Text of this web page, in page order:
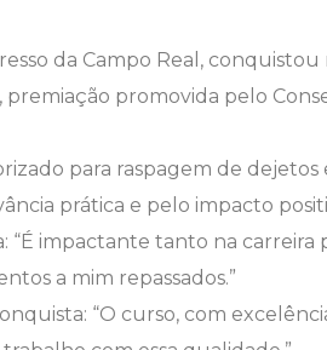
da Campo Real,
premiação promovida pelo
para raspagem de
prática e pelo impacto
“É impactante tanto na
a mim repassados.”
“O curso, com